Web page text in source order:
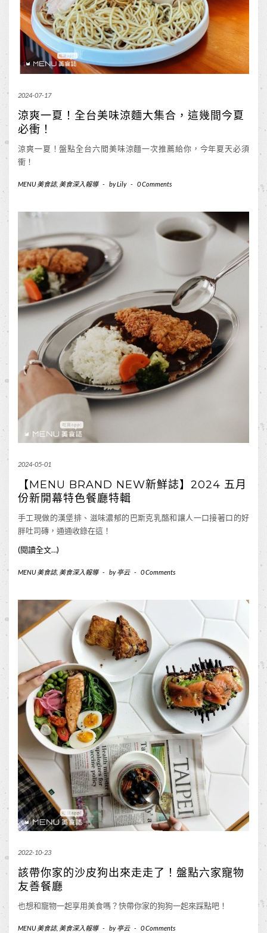
2024-07-17
涼爽一夏！全台美味涼麵大集合，這幾間今夏
必衝！
涼爽一夏！盤點全台六間美味涼麵一次推薦給你，今年夏天必須
衝！
MENU 美食誌, 美食深入報導 - byLily - 0 Comments
2024-05-01
【MENU BRAND NEW新鮮誌】2024 五月
份新開幕特色餐廳特輯
手工現做的漢堡排、滋味濃郁的巴斯克乳酪和讓人一口接著口的好
胖吐司磚，通通收錄在這！
(閱讀全文…)
MENU 美食誌, 美食深入報導 - by亭云 - 0 Comments
2022-10-23
該帶你家的沙皮狗出來走走了！盤點六家寵物
友善餐廳
也想和寵物一起享用美食嗎？快帶你家的狗狗一起來踩點吧！
MENU 美食誌, 美食深入報導 - by亭云 - 0 Comments